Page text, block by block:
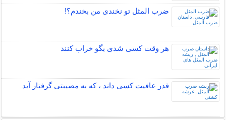
ضرب المثل تو نخندی من بخندم؟!
هر وقت کسی شدی بگو خراب کنند
قدر عافیت کسی داند ، که به مصیبتی گرفتار آید